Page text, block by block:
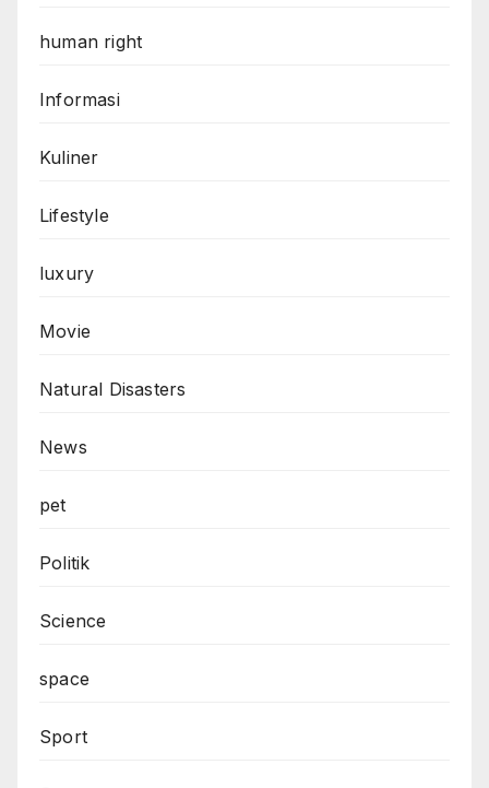
human right
Informasi
Kuliner
Lifestyle
luxury
Movie
Natural Disasters
News
pet
Politik
Science
space
Sport